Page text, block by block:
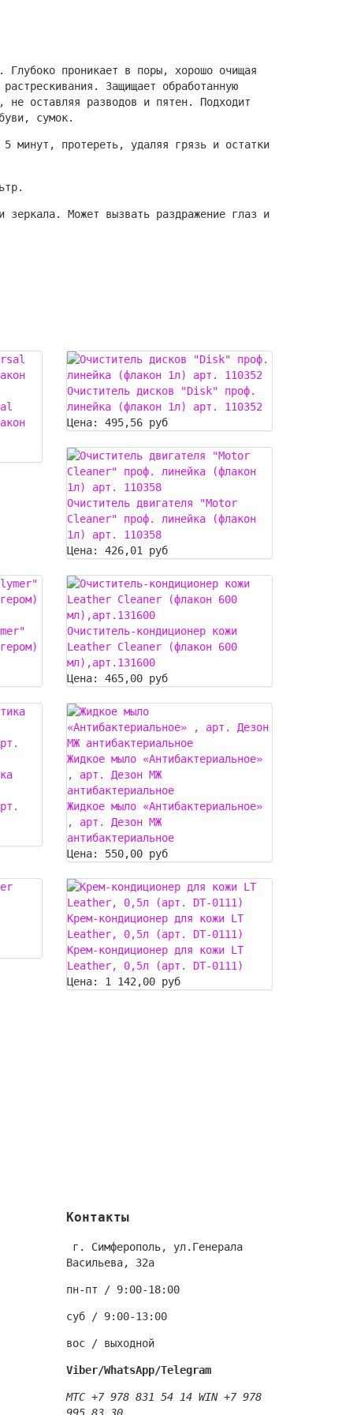
Глубоко проникает в поры, хорошо очищая
Защищает обработанную
не оставляя разводов и пятен. Подходит
сумок.
минут, протереть, удаляя грязь и остатки
Может вызвать раздражение глаз и
Очиститель дисков "Disk" проф.
линейка (флакон 1л) арт. 110352
Цена: 495,56 руб
Очиститель двигателя "Motor
Cleaner" проф. линейка (флакон
1л) арт. 110358
Цена: 426,01 руб
Очиститель-кондиционер кожи
Leather Cleaner (флакон 600
мл),арт.131600
Цена: 465,00 руб
Жидкое мыло «Антибактериальное»
, арт. Дезон МЖ
антибактериальное
Жидкое мыло «Антибактериальное»
, арт. Дезон МЖ
антибактериальное
Цена: 550,00 руб
Крем-кондиционер для кожи LT
Leather, 0,5л (арт. DT-0111)
Крем-кондиционер для кожи LT
Leather, 0,5л (арт. DT-0111)
Цена: 1 142,00 руб
Контакты
г. Симферополь, ул.Генерала
Васильева, 32а
пн-пт / 9:00-18:00
суб / 9:00-13:00
вос / выходной
Viber/WhatsApp/Telegram
MTC +7 978 831 54 14 WIN +7 978